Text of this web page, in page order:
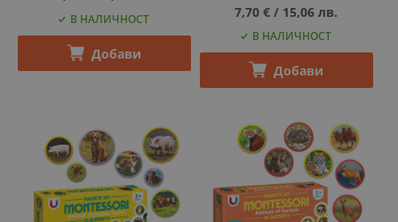
В НАЛИЧНОСТ
Добави
7,70 € ‎/‎ 15,06 лв.
В НАЛИЧНОСТ
Добави